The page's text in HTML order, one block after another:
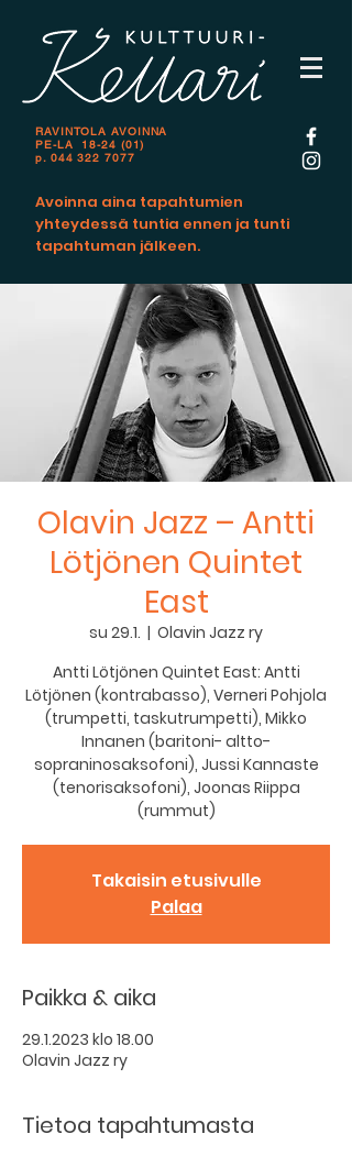
RAVINTOLA AVOINNA
PE-LA 18-24 (01)
p. 044 322 7077
Avoinna aina tapahtumien
yhteydessä tuntia ennen ja tunti
tapahtuman jälkeen.
Olavin Jazz – Antti
Lötjönen Quintet
East
su 29.1.
  |
Olavin Jazz ry
Antti Lötjönen Quintet East: Antti
Lötjönen (kontrabasso), Verneri Pohjola
(trumpetti, taskutrumpetti), Mikko
Innanen (baritoni- altto-
sopraninosaksofoni), Jussi Kannaste
(tenorisaksofoni), Joonas Riippa
(rummut)
Takaisin etusivulle
Palaa
Paikka & aika
29.1.2023 klo 18.00
Olavin Jazz ry
Tietoa tapahtumasta